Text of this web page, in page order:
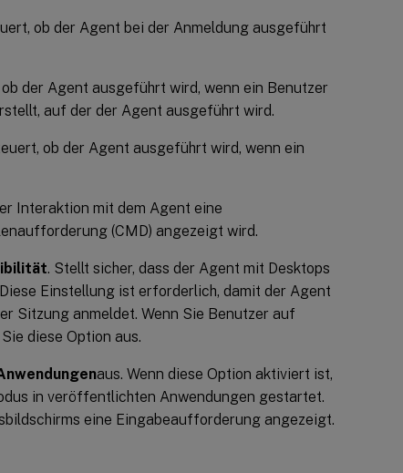
ob der Agent bei der Anmeldung ausgeführt
der Agent ausgeführt wird, wenn ein Benutzer
auf der der Agent ausgeführt wird.
ob der Agent ausgeführt wird, wenn ein
Interaktion mit dem Agent eine
(CMD) angezeigt wird.
. Stellt sicher, dass der Agent mit Desktops
Einstellung ist erforderlich, damit der Agent
Sitzung anmeldet. Wenn Sie Benutzer auf
diese Option aus.
aus. Wenn diese Option aktiviert ist,
in veröffentlichten Anwendungen gestartet.
eine Eingabeaufforderung angezeigt.